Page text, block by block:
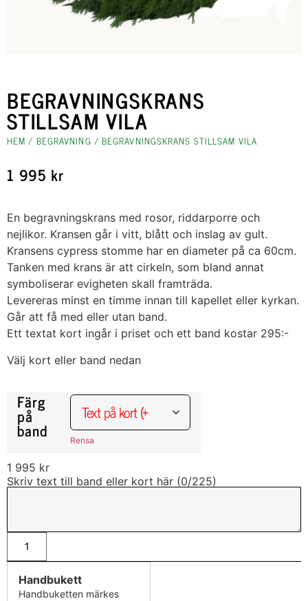
BEGRAVNINGSKRANS
STILLSAM VILA
HEM / BEGRAVNING / BEGRAVNINGSKRANS STILLSAM VILA
1 995 kr
En begravningskrans med rosor, riddarporre och
nejlikor. Kransen går i vitt, blått och inslag av gult.
Kransens cypress stomme har en diameter på ca 60cm.
Tanken med krans är att cirkeln, som bland annat
symboliserar evigheten skall framträda.
Levereras minst en timme innan till kapellet eller kyrkan.
Går att få med eller utan band.
Ett textat kort ingår i priset och ett band kostar 295:-
Välj kort eller band nedan
Färg
på
band Rensa
1 995 kr
Skriv text till band eller kort här (0/225)
Handbukett
Handbuketten märkes